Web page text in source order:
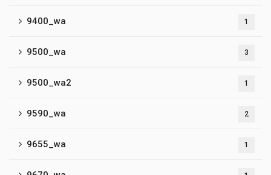
9400_wa 1
9500_wa 3
9500_wa2 1
9590_wa 2
9655_wa 1